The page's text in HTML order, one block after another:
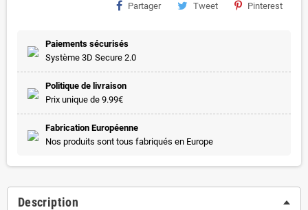
Partager Tweet Pinterest
Paiements sécurisés
Système 3D Secure 2.0
Politique de livraison
Prix unique de 9.99€
Fabrication Européenne
Nos produits sont tous fabriqués en Europe
Description